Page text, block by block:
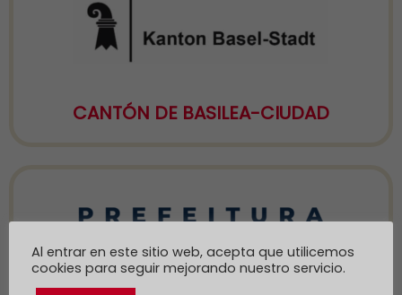
CANTÓN DE BASILEA-CIUDAD
Al entrar en este sitio web, acepta que utilicemos
cookies para seguir mejorando nuestro servicio.